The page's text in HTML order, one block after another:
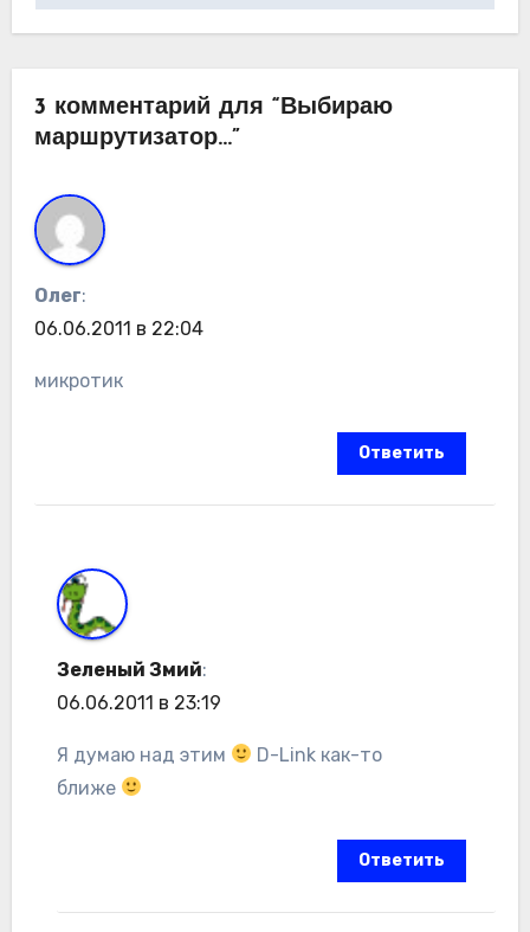
3 комментарий для “Выбираю
маршрутизатор…”
Олег:
06.06.2011 в 22:04
микротик
Ответить
Зеленый Змий:
06.06.2011 в 23:19
Я думаю над этим
D-Link как-то
ближе
Ответить